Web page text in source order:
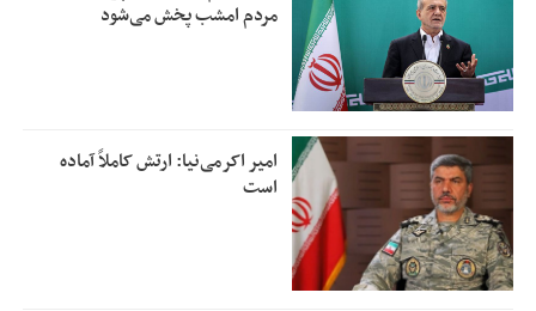
مردم امشب پخش می‌شود
امیر اکرمی‌نیا: ارتش کاملاً آماده
است